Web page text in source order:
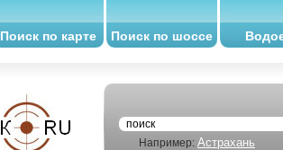
Поиск по карте Поиск по шоссе
Например: Астрахань